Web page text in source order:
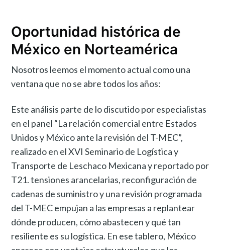
Oportunidad histórica de
México en Norteamérica
Nosotros leemos el momento actual como una
ventana que no se abre todos los años:
Este análisis parte de lo discutido por especialistas
en el panel “La relación comercial entre Estados
Unidos y México ante la revisión del T-MEC”,
realizado en el XVI Seminario de Logística y
Transporte de Leschaco Mexicana y reportado por
T21. tensiones arancelarias, reconfiguración de
cadenas de suministro y una revisión programada
del T-MEC empujan a las empresas a replantear
dónde producen, cómo abastecen y qué tan
resiliente es su logística. En ese tablero, México